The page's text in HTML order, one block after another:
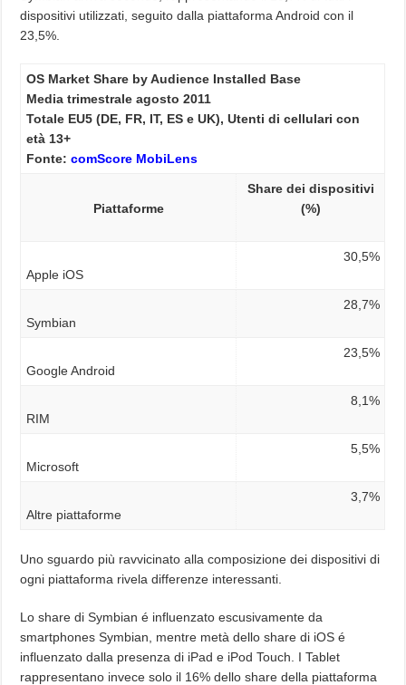
dispositivi utilizzati, seguito dalla piattaforma Android con il
23,5%.
OS Market Share by Audience Installed Base
Media trimestrale agosto 2011
Totale EU5 (DE, FR, IT, ES e UK), Utenti di cellulari con
età 13+
Fonte: comScore MobiLens
Piattaforme
Share dei dispositivi
(%)
Apple iOS
30,5%
Symbian
28,7%
Google Android
23,5%
RIM
8,1%
Microsoft
5,5%
Altre piattaforme
3,7%
Uno sguardo più ravvicinato alla composizione dei dispositivi di
ogni piattaforma rivela differenze interessanti.
Lo share di Symbian é influenzato escusivamente da
smartphones Symbian, mentre metà dello share di iOS é
influenzato dalla presenza di iPad e iPod Touch. I Tablet
rappresentano invece solo il 16% dello share della piattaforma